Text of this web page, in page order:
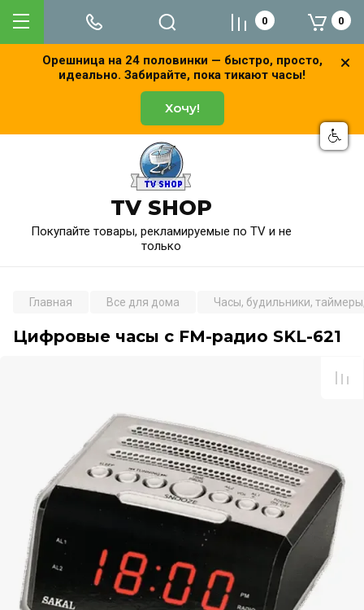
Орешница на 24 половинки — быстро, просто,
идеально. Забирайте, пока тикают часы!
Хочу!
TV SHOP
Покупайте товары, рекламируемые по TV и не
только
0 0
Главная Все для дома Часы, будильники,
Цифровые часы с FM-радио SKL-621